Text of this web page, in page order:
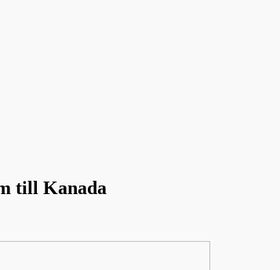
till Kanada